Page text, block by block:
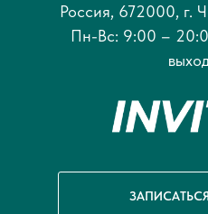
Россия, 672000, г.
Пн-Вс: 9:00 –